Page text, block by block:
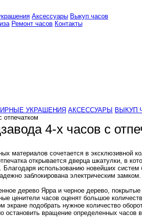
Аксессуары Выкуп часов
Ремонт часов Контакты
УКРАШЕНИЯ АКСЕССУАРЫ ВЫКУП
4-х часов c
материалов сочетается в эксклюзивной
открывается дверца шкатулки, в
использованию новейших систем
заблокирована электрическим замком.
дерево Ярра и черное дерево,
ценители часов оценят большое
экране подобрать нужное количество
остановить вращение определенных часов